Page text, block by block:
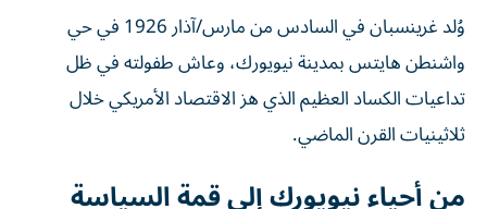
وُلد غرينسبان في السادس من مارس/آذار 1926 في حي
واشنطن هايتس بمدينة نيويورك، وعاش طفولته في ظل
تداعيات الكساد العظيم الذي هز الاقتصاد الأمريكي خلال
ثلاثينيات القرن الماضي.
من أحياء نيويورك إلى قمة السياسة